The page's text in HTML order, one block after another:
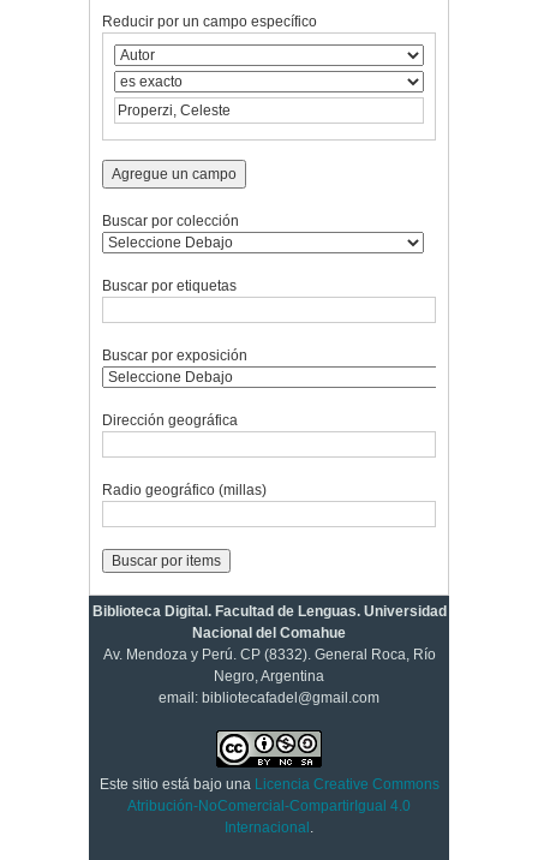
Reducir por un campo específico
Agregue un campo
Buscar por colección
Buscar por etiquetas
Buscar por exposición
Dirección geográfica
Radio geográfico (millas)
Biblioteca Digital. Facultad de Lenguas. Universidad
Nacional del Comahue
Av. Mendoza y Perú. CP (8332). General Roca, Río
Negro, Argentina
email: bibliotecafadel@gmail.com
Este sitio está bajo una Licencia Creative Commons
Atribución-NoComercial-CompartirIgual 4.0
Internacional .